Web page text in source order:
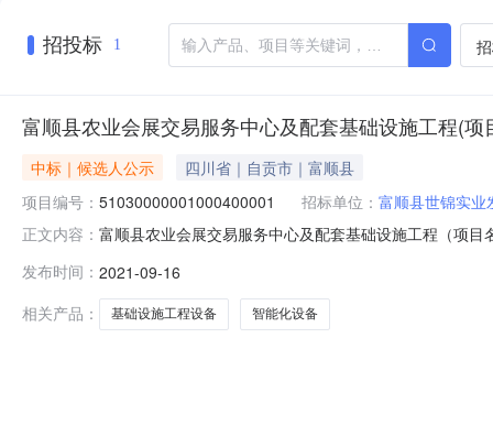
招投标 1
富顺县农业会展交易服务中心及配套基础设施工程(
中标｜候选人公示
四川省｜自贡市｜富顺县
项目编号： 51030000001000400001 招标单位： 富顺县世锦实业
正文内容： 富顺县农业会展交易服务中心及配套基础设施工程（项
设施工程（项目名称）设备采购智能化设备标段（智能
限公
发布时间： 2021-09-16
相关产品：
基础设施工程设备 智能化设备